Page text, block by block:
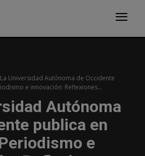
La Universidad Autónoma de Occidente
e innovación: Reflexiones...
Autónoma
publica en
e